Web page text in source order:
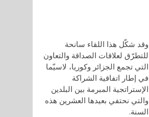
وقد شكّل هذا اللقاء سانحة
للتطرّق لعلاقات الصداقة والتعاون
التي تجمع الجزائر وكوريا، لاسيّما
في إطار اتفاقية الشراكة
الإستراتجية المبرمة بين البلدين
والتي نحتفي بعيدها العشرين هذه
السنة.